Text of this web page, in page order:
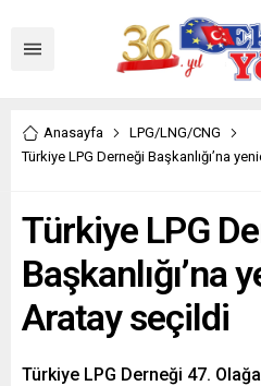
Anasayfa
LPG/LNG/CNG
Türkiye LPG Derneği Başkanlığı’na
Türkiye LPG
Başkanlığı’na
Aratay seçildi
Türkiye LPG Derneği 47.